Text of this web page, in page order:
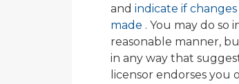
and indicate if
made . You may do so
reasonable manner,
in any way that
licensor endorses you